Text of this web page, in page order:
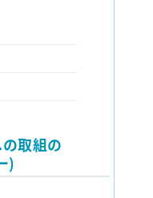
取組の
)